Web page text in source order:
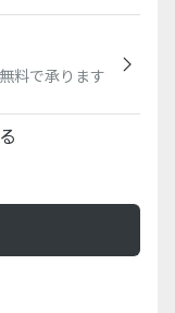
料で承ります